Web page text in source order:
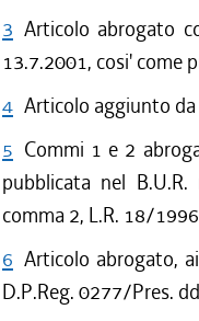
3 Articolo abrogato
13.7.2001, cosi' come
4 Articolo aggiunto
5 Commi 1 e 2
pubblicata nel
comma 2, L.R. 18/
6 Articolo abrogato,
D.P.Reg. 0277/Pres.